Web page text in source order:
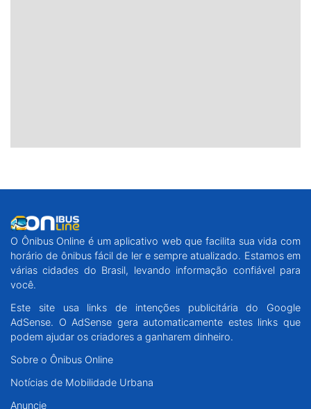
O Ônibus Online é um aplicativo web que facilita sua vida com
horário de ônibus fácil de ler e sempre atualizado. Estamos em
várias cidades do Brasil, levando informação confiável para
você.
Este site usa links de intenções publicitária do Google
AdSense. O AdSense gera automaticamente estes links que
podem ajudar os criadores a ganharem dinheiro.
Sobre o Ônibus Online
Notícias de Mobilidade Urbana
Anuncie